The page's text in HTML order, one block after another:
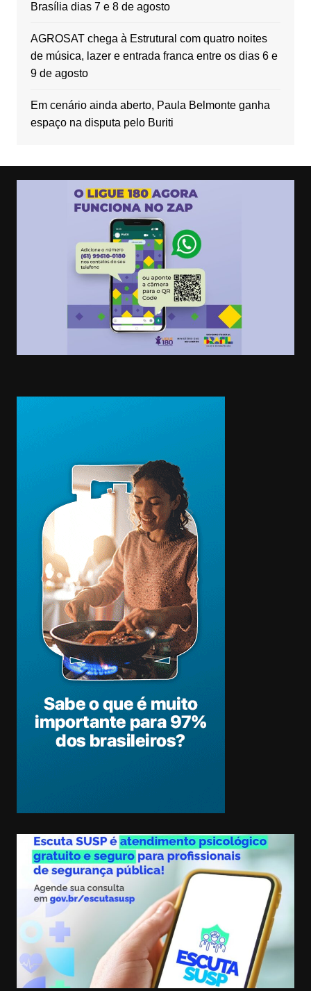
Brasília dias 7 e 8 de agosto
AGROSAT chega à Estrutural com quatro noites
de música, lazer e entrada franca entre os dias 6 e
9 de agosto
Em cenário ainda aberto, Paula Belmonte ganha
espaço na disputa pelo Buriti